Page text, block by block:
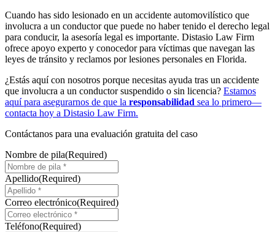
Cuando has sido lesionado en un accidente automovilístico que
involucra a un conductor que puede no haber tenido el derecho legal
para conducir, la asesoría legal es importante. Distasio Law Firm
ofrece apoyo experto y conocedor para víctimas que navegan las
leyes de tránsito y reclamos por lesiones personales en Florida.
¿Estás aquí con nosotros porque necesitas ayuda tras un accidente
que involucra a un conductor suspendido o sin licencia? Estamos
aquí para asegurarnos de que la responsabilidad sea lo primero—
contacta hoy a Distasio Law Firm.
Contáctanos para una evaluación gratuita del caso
Nombre de pila(Required)
Apellido(Required)
Correo electrónico(Required)
Teléfono(Required)